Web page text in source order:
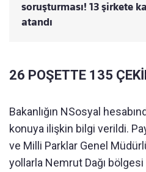
soruşturması! 13 şirkete
atandı
26 POŞETTE 135
Bakanlığın NSosyal
konuya ilişkin bilgi verildi.
ve Milli Parklar Genel
yollarla Nemrut Dağı bölgesi